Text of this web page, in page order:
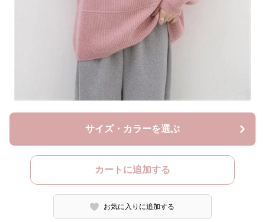
サイズ・カラーを選ぶ
カートに追加する
お気に入りに追加する